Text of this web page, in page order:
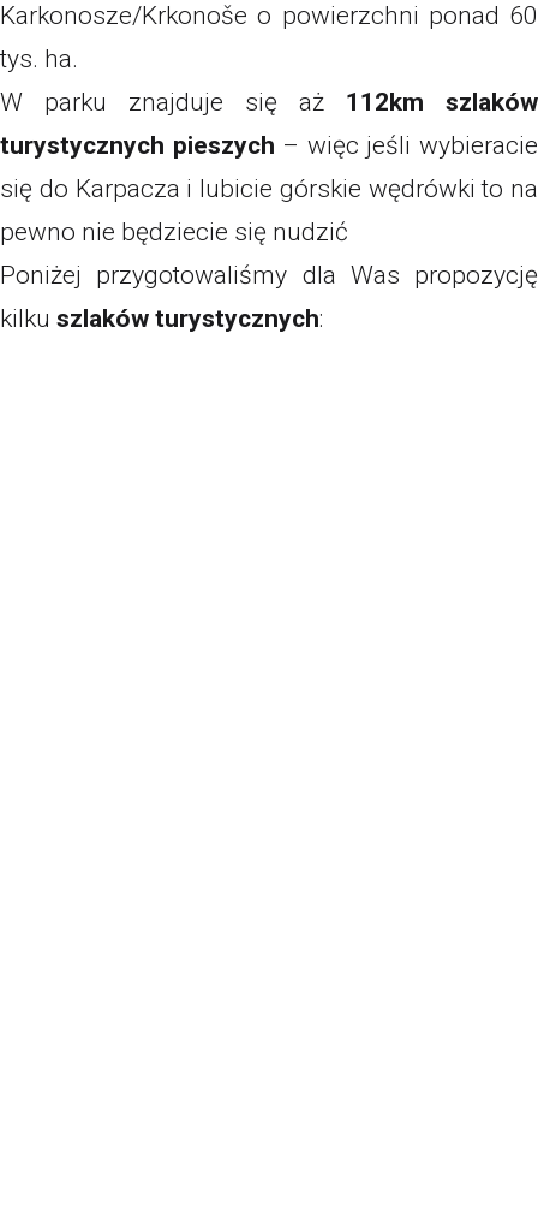
Karkonosze/Krkonoše o powierzchni ponad 60
tys. ha.
W parku znajduje się aż 112km szlaków
turystycznych pieszych – więc jeśli wybieracie
się do Karpacza i lubicie górskie wędrówki to na
pewno nie będziecie się nudzić
Poniżej przygotowaliśmy dla Was propozycję
kilku szlaków turystycznych: